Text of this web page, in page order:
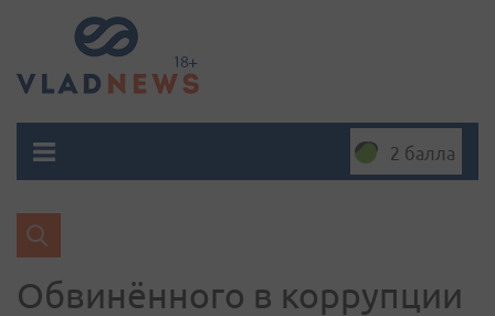
2 балла
Обвинённого в коррупции